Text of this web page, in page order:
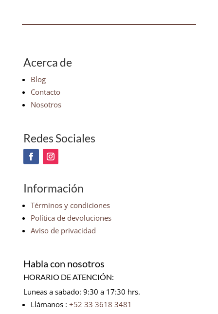
Acerca de
Blog
Contacto
Nosotros
Redes Sociales
Información
Términos y condiciones
Política de devoluciones
Aviso de privacidad
Habla con nosotros
HORARIO DE ATENCIÓN:
Luneas a sabado: 9:30 a 17:30 hrs.
Llámanos : +52 33 3618 3481